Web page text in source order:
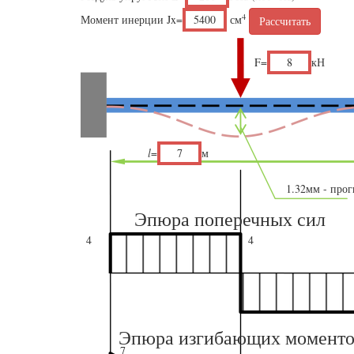
Момент инерции Jx=
см4 Рассчитать
Эпюра поперечных сил
Эпюра изгибающих
F= кН
l= м
4
4
7
1.32мм -